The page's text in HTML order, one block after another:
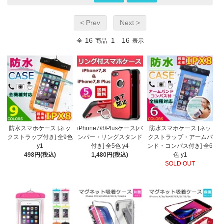
< Prev Next >
全 16 商品 1 - 16 表示
防水スマホケース [ネッ
クストラップ付き] 全9色
y1
498円(税込)
iPhone7/8/Plusケース[バ
ンパー・リングスタンド
付き] 全5色 y4
1,480円(税込)
防水スマホケース [ネッ
クストラップ・アームバ
ンド・コンパス付き] 全6
色 y1
SOLD OUT